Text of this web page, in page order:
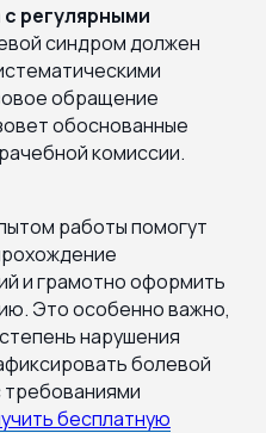
регулярными
синдром должен
обращение
обоснованные
комиссии.
работы помогут
и грамотно оформить
Это особенно важно,
нарушения
болевой
требованиями
бесплатную